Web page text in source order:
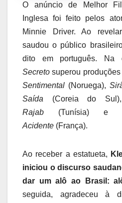
O anúncio de Melhor
Inglesa foi feito pelos
Minnie Driver. Ao
saudou o público
dito em português. Na
Secreto superou
Sentimental (Noruega),
Saída (Coreia do
Rajab (Tunísia) e
Acidente (França).
Ao receber a estatueta,
iniciou o discurso
dar um alô ao Brasil:
seguida, agradeceu à